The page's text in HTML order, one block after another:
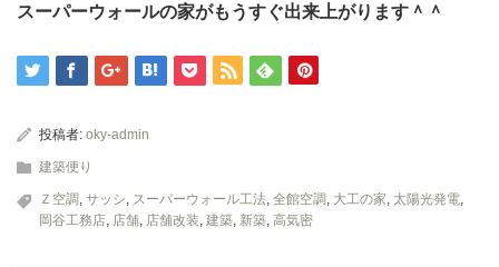
スーパーウォールの家がもうすぐ出来上がります＾＾
投稿者: oky-admin
建築便り
Ｚ空調 サッシ スーパーウォール工法 全館空調 大工の家 太陽光発電
岡谷工務店 店舗 店舗改装 建築 新築 高気密